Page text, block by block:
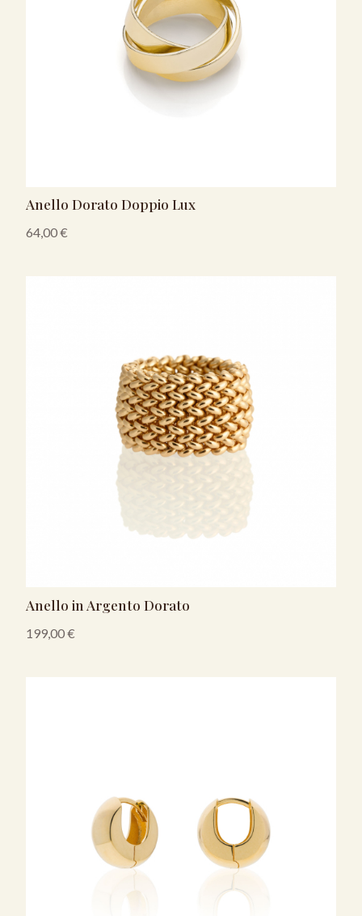
Anello Dorato Doppio Lux
64,00€
Anello in Argento Dorato
199,00€